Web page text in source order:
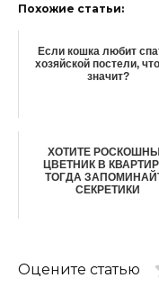
Похожие статьи:
Если кошка любит
хозяйской постели,
значит?
ХОТИТЕ
ЦВЕТНИК В
ТОГДА
СЕКРЕТИКИ
Оцените статью